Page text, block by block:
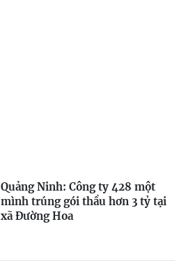
Quảng Ninh: Công ty 428 một
mình trúng gói thầu hơn 3 tỷ tại
xã Đường Hoa